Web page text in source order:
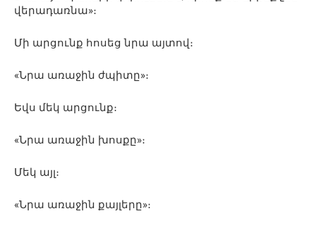
վերադառնա»։
Մի արցունք հոսեց նրա այտով։
«Նրա առաջին ժպիտը»։
Եվս մեկ արցունք։
«Նրա առաջին խոսքը»։
Մեկ այլ։
«Նրա առաջին քայլերը»։